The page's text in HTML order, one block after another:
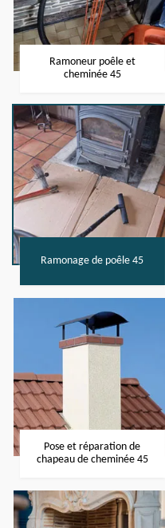
Ramoneur poêle et
cheminée 45
Ramonage de poêle 45
Pose et réparation de
chapeau de cheminée 45